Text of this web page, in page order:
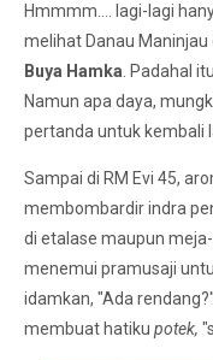
Hmmmm.... lagi-lagi
melihat Danau Maninjau
Buya Hamka. Padahal
Namun apa daya,
pertanda untuk kembali
Sampai di RM Evi 45,
membombardir indra
di etalase maupun
menemui pramusaji
idamkan, "Ada
membuat hatiku potek,